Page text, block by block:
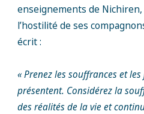
enseignements de Nichiren,
l’hostilité de ses
écrit :
« Prenez les souffrances et
présentent. Considérez la
des réalités de la vie et